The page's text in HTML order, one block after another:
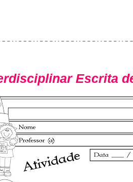
Escrita